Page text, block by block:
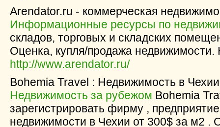
Arendator.ru - коммерческая
Информационные ресурсы по
складов, торговых и складских
Оценка, купля/продажа
http://www.arendator.ru/
Bohemia Travel : Недвижимость в
Недвижимость за рубежом Bohemia
зарегистрировать фирму ,
недвижимости в Чехии от 300$ за м2 .